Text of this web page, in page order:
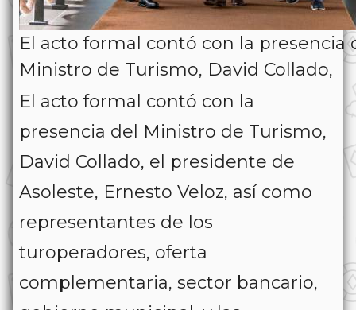
El acto formal contó con la presencia
Ministro de Turismo, David Collado,
El acto formal contó con la
presencia del Ministro de Turismo,
David Collado, el presidente de
Asoleste, Ernesto Veloz, así como
representantes de los
turoperadores, oferta
complementaria, sector bancario,